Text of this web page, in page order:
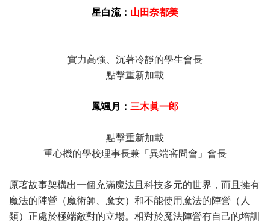
星白流： 山田奈都美
實力高強、沉著冷靜的學生會長
點擊重新加載
鳳颯月： 三木眞一郎
點擊重新加載
重心機的學校理事長兼「異端審問會」會長
原著故事架構出一個充滿魔法且科技多元的世界，而且擁有
魔法的陣營（魔術師、魔女）和不能使用魔法的陣營（人
類）正處於極端敵對的立場。相對於魔法陣營有自己的培訓